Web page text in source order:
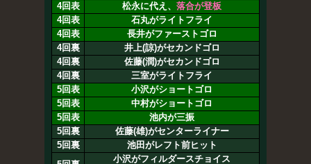
4回表
松永に代え、 落合が登板
4回表
石丸がライトフライ
4回表
長井がファーストゴロ
4回裏
井上(諒)がセカンドゴロ
4回裏
佐藤(潤)がセカンドゴロ
4回裏
三室がライトフライ
5回表
小沢がショートゴロ
5回表
中村がショートゴロ
5回表
池内が三振
5回裏
佐藤(雄)がセンターライナー
5回裏
池田がレフト前ヒット
小沢がフィルダースチョイス